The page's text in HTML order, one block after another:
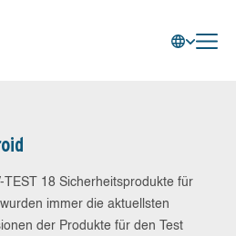
TEST 18 Sicherheitsprodukte für
immer die aktuellsten
der Produkte für den Test